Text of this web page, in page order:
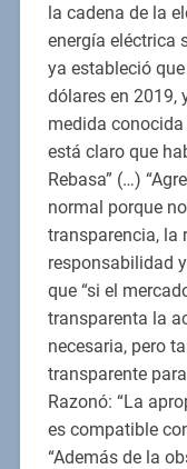
la cadena de la
energía eléctrica
ya estableció
dólares en 2019,
medida conocida
está claro que
Rebasa” (…)
normal porque
transparencia, la
responsabilidad
que “si el
transparenta la
necesaria, pero
transparente
Razonó: “La
es compatible
“Además de la